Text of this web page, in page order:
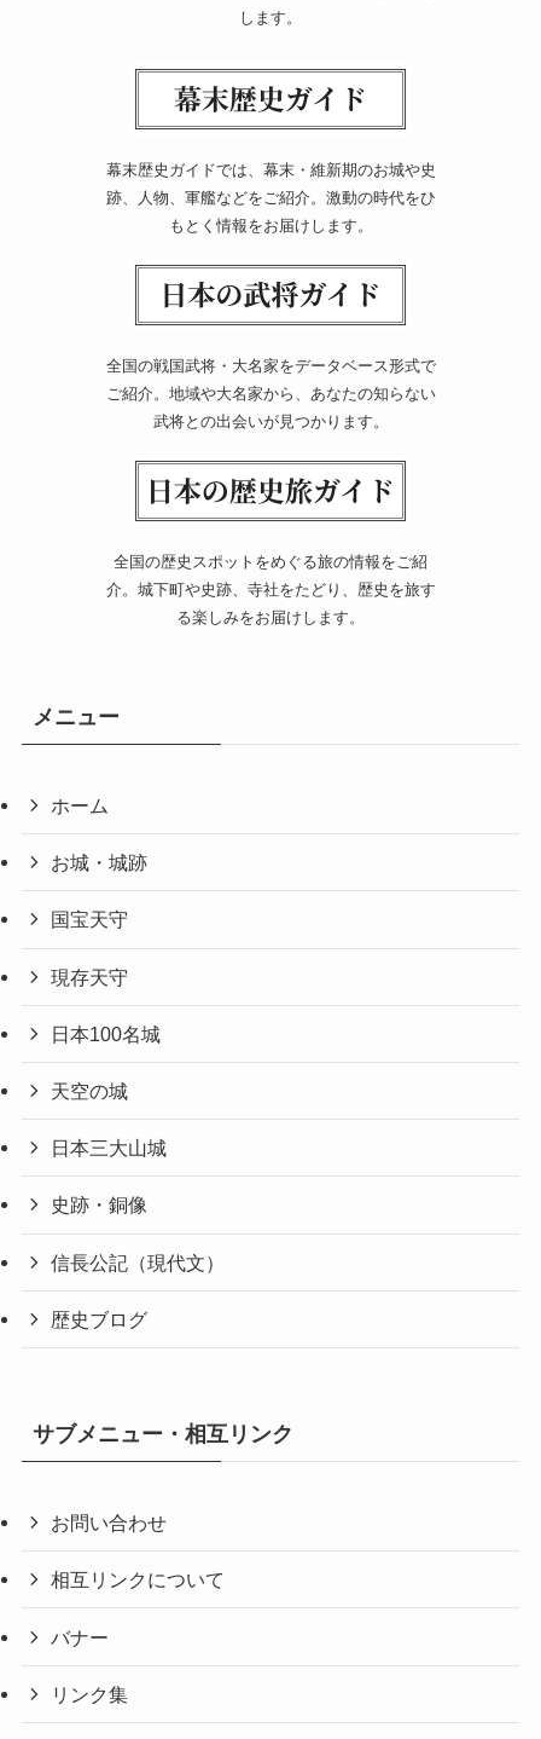
します。
幕末歴史ガイドでは、幕末・維新期のお城や史
跡、人物、軍艦などをご紹介。激動の時代をひ
もとく情報をお届けします。
全国の戦国武将・大名家をデータベース形式で
ご紹介。地域や大名家から、あなたの知らない
武将との出会いが見つかります。
全国の歴史スポットをめぐる旅の情報をご紹
介。城下町や史跡、寺社をたどり、歴史を旅す
る楽しみをお届けします。
メニュー
ホーム
お城・城跡
国宝天守
現存天守
日本100名城
天空の城
日本三大山城
史跡・銅像
信長公記（現代文）
歴史ブログ
サブメニュー・相互リンク
お問い合わせ
相互リンクについて
バナー
リンク集